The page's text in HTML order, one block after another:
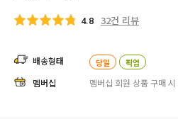
4.8 32건 리뷰
배송형태 당일 픽업
멤버십 멤버십 회원 상품 구매